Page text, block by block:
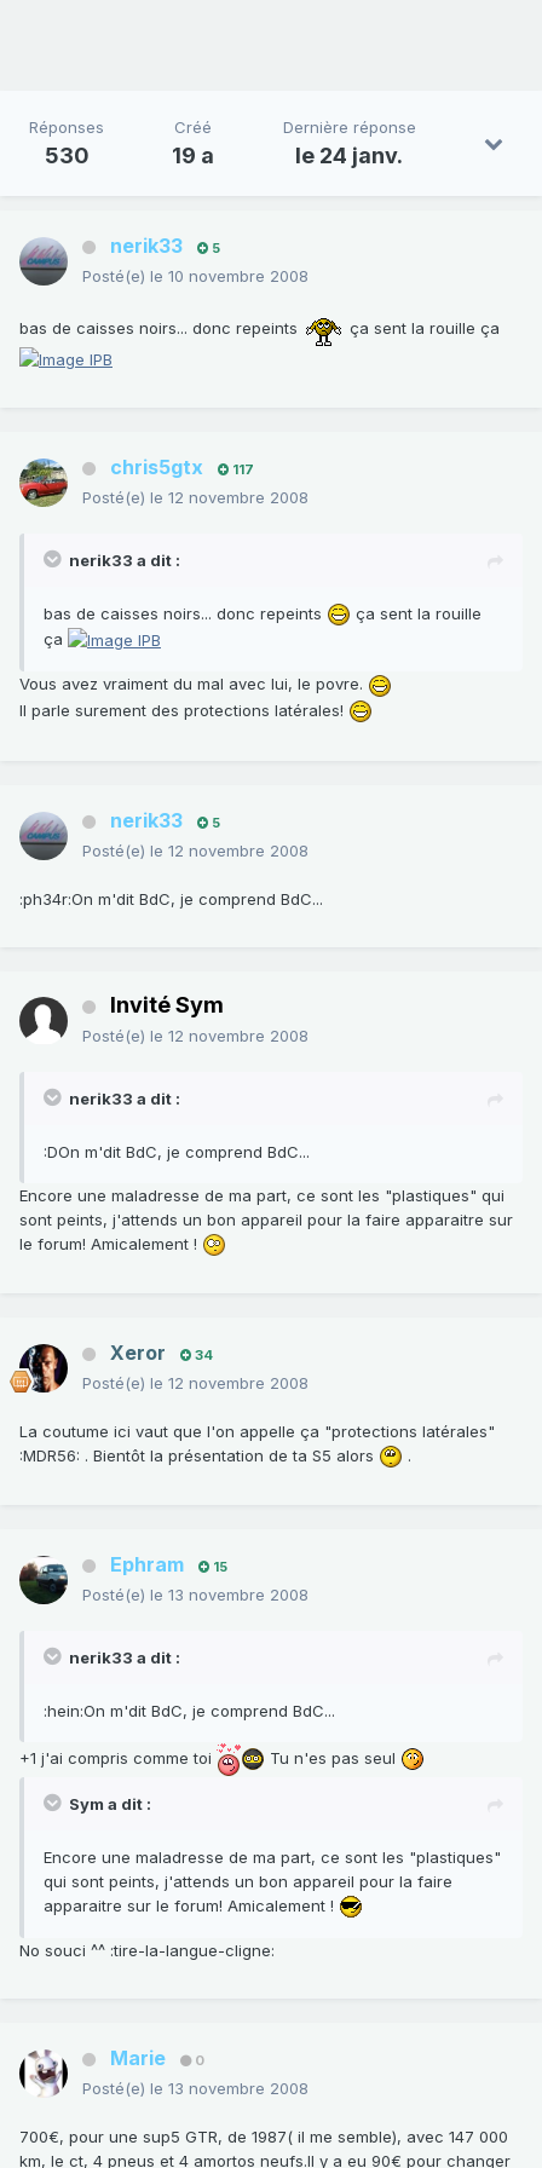
Réponses
530
Créé
19 a
Dernière réponse
le 24 janv.
nerik33 5
Posté(e) le 10 novembre 2008
bas de caisses noirs... donc repeints ça sent la rouille ça
chris5gtx 117
Posté(e) le 12 novembre 2008
nerik33 a dit :
bas de caisses noirs... donc repeints
ça sent la rouille
ça
Vous avez vraiment du mal avec lui, le povre.
Il parle surement des protections latérales!
nerik33 5
Posté(e) le 12 novembre 2008
:ph34r:On m'dit BdC, je comprend BdC...
Invité Sym
Posté(e) le 12 novembre 2008
nerik33 a dit :
:DOn m'dit BdC, je comprend BdC...
Encore une maladresse de ma part, ce sont les "plastiques" qui
sont peints, j'attends un bon appareil pour la faire apparaitre sur
le forum! Amicalement !
Xeror 34
Posté(e) le 12 novembre 2008
La coutume ici vaut que l'on appelle ça "protections latérales"
:MDR56: . Bientôt la présentation de ta S5 alors
.
Ephram 15
Posté(e) le 13 novembre 2008
nerik33 a dit :
:hein:On m'dit BdC, je comprend BdC...
+1 j'ai compris comme toi Tu n'es pas seul
Sym a dit :
Encore une maladresse de ma part, ce sont les "plastiques"
qui sont peints, j'attends un bon appareil pour la faire
apparaitre sur le forum! Amicalement !
No souci ^^ :tire-la-langue-cligne:
Marie 0
Posté(e) le 13 novembre 2008
700€, pour une sup5 GTR, de 1987( il me semble), avec 147 000
km, le ct, 4 pneus et 4 amortos neufs.Il y a eu 90€ pour changer